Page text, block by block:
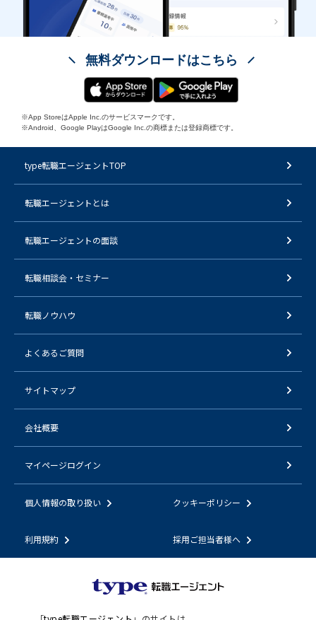
無料ダウンロードはこちら
※App StoreはApple Inc.のサービスマークです。
※Android、Google PlayはGoogle Inc.の商標または登録商標です。
type転職エージェントTOP
転職エージェントとは
転職エージェントの面談
転職相談会・セミナー
転職ノウハウ
よくあるご質問
サイトマップ
会社概要
マイページログイン
個人情報の取り扱い クッキーポリシー
利用規約 採用ご担当者様へ